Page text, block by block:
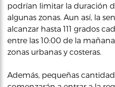
podrían limitar la duración
algunas zonas. Aun así, la
alcanzar hasta 111 grados
entre las 10:00 de la
zonas urbanas y costeras.
Además, pequeñas